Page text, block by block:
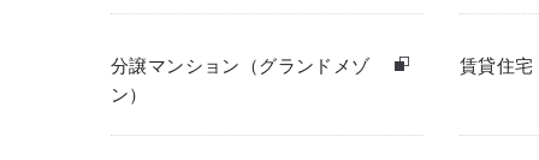
分譲マンション（グランドメゾ
ン）
賃貸住